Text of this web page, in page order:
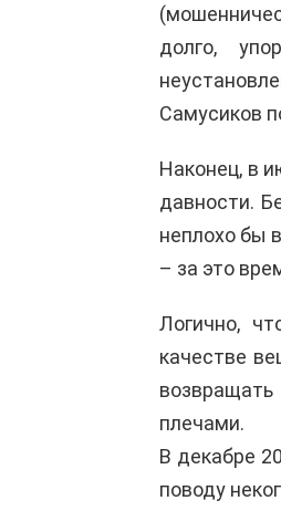
долго,
Самусиков
Наконец, в
давности.
неплохо бы
– за это
Логично,
качестве
плечами.
В декабре
поводу